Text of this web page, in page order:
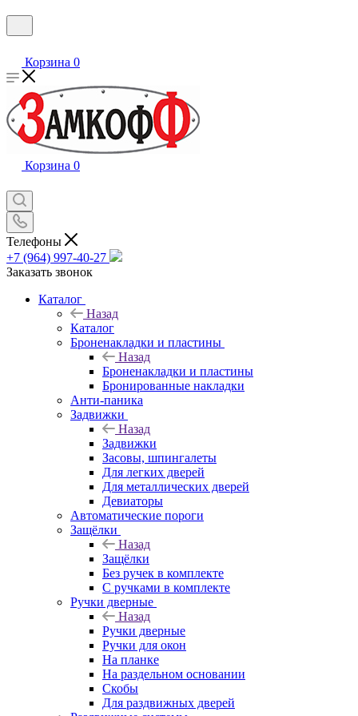
Корзина 0
Корзина 0
Телефоны
+7 (964) 997-40-27
Заказать звонок
Каталог
Назад
Каталог
Броненакладки и пластины
Назад
Броненакладки и пластины
Бронированные накладки
Анти-паника
Задвижки
Назад
Задвижки
Засовы, шпингалеты
Для легких дверей
Для металлических дверей
Девиаторы
Автоматические пороги
Защёлки
Назад
Защёлки
Без ручек в комплекте
С ручками в комплекте
Ручки дверные
Назад
Ручки дверные
Ручки для окон
На планке
На раздельном основании
Скобы
Для раздвижных дверей